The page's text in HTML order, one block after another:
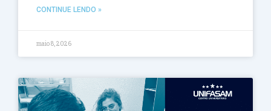
CONTINUE LENDO »
maio 8, 2026